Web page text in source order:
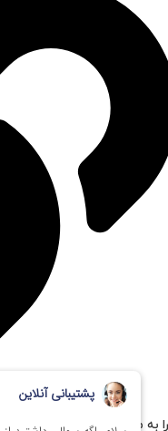
به مستر پی سی اعتماد کنیم؟